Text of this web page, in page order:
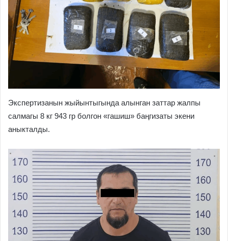
Экспертизанын жыйынтыгында алынган заттар жалпы
салмагы 8 кг 943 гр болгон «гашиш» баңгизаты экени
аныкталды.